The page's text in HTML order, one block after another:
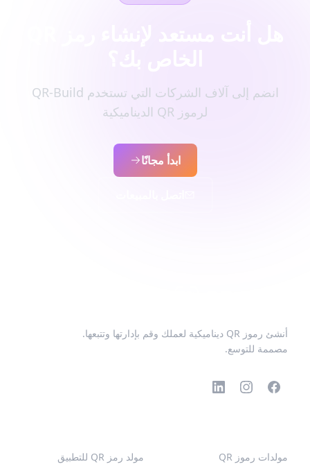
انضم إلى آلاف الشركات التي تستخدم QR-Build
لرموز QR الديناميكية
ابدأ مجانًا
أنشئ رموز QR ديناميكية لعملك وقم بإدارتها وتتبعها.
مصممة للتوسع.
مولدات رموز QR
مولد رمز QR للتطبيق